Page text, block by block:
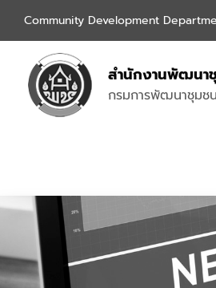
Community Development
สำนักงานพัฒนา
กรมการพัฒนาชุมช